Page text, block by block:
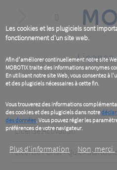
Les cookies et les plugiciels sont
fonctionnement d'un site web.
Afin d'améliorer continuellement notre site
MOBOTIX traite des informations anonymes
En utilisant notre site Web, vous consentez à
et des plugiciels nécessaires à cette fin.
Vous trouverez des informations
des cookies et des plugiciels dans notre
des données. Vous pouvez régler les
préférences de votre navigateur.
Plus d‘information Non, merci.
content
License
License Activation
License Portal -